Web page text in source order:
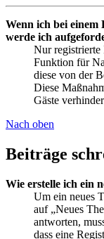
Wenn ich bei
werde ich
Nur
Funktion für
diese von der
Diese
Gäste
Nach oben
Beiträge
Wie erstelle ich ein
Um ein neues
auf „Neues
antworten,
dass eine